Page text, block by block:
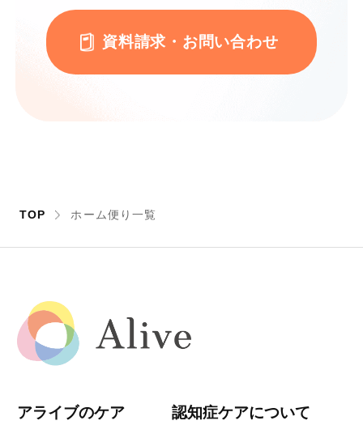
資料請求・お問い合わせ
TOP ホーム便り一覧
アライブのケア 認知症ケアについて